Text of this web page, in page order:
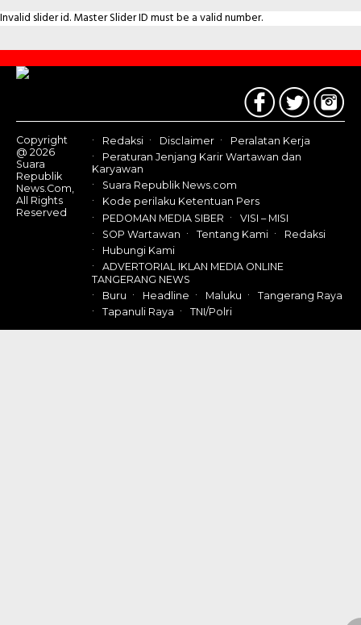
Invalid slider id. Master Slider ID must be a valid number.
Contact
Us
Copyright
@ 2026
Suara
Republik
News.Com,
All Rights
Reserved
Redaksi Disclaimer
Peralatan Kerja
Peraturan Jenjang Karir Wartawan dan
Karyawan
Suara Republik News.com
Kode perilaku Ketentuan Pers
PEDOMAN MEDIA SIBER
VISI – MISI
SOP Wartawan
Tentang Kami
Redaksi
Hubungi Kami
ADVERTORIAL IKLAN MEDIA ONLINE
TANGERANG NEWS
Buru
Headline Maluku
Tangerang Raya
Tapanuli Raya
TNI/Polri